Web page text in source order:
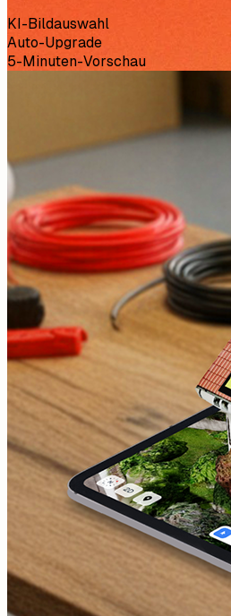
KI-Bildauswahl
Auto-Upgrade
5-Minuten-Vorschau